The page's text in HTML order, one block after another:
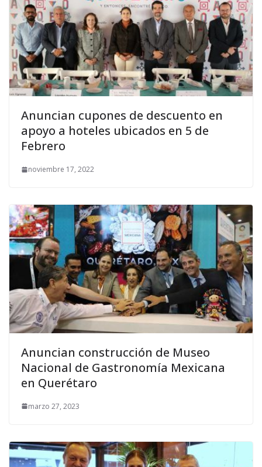
Anuncian cupones de descuento en
apoyo a hoteles ubicados en 5 de
Febrero
noviembre 17, 2022
Anuncian construcción de Museo
Nacional de Gastronomía Mexicana
en Querétaro
marzo 27, 2023